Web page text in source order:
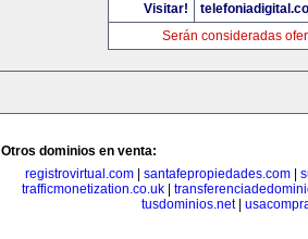
Visitar!
Serán consideradas
Otros dominios en venta:
registrovirtual.com
santafepropiedades.com
trafficmonetization.co.uk
tusdominios.net|